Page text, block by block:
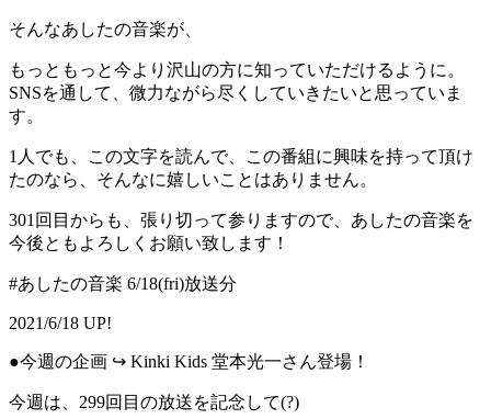
そんなあしたの音楽が、
もっともっと今より沢山の方に知っていただけるように。
SNSを通して、微力ながら尽くしていきたいと思っていま
す。
1人でも、この文字を読んで、この番組に興味を持って頂け
たのなら、そんなに嬉しいことはありません。
301回目からも、張り切って参りますので、あしたの音楽を
今後ともよろしくお願い致します！
#あしたの音楽 6/18(fri)放送分
2021/6/18 UP!
●今週の企画 ↪︎ Kinki Kids 堂本光一さん登場！
今週は、299回目の放送を記念して(?)